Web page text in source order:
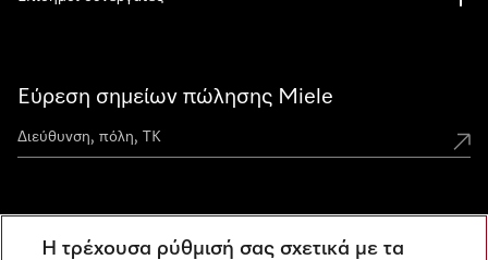
Εύρεση σημείων πώλησης Miele
Η τρέχουσα ρύθμισή σας σχετικά με τα